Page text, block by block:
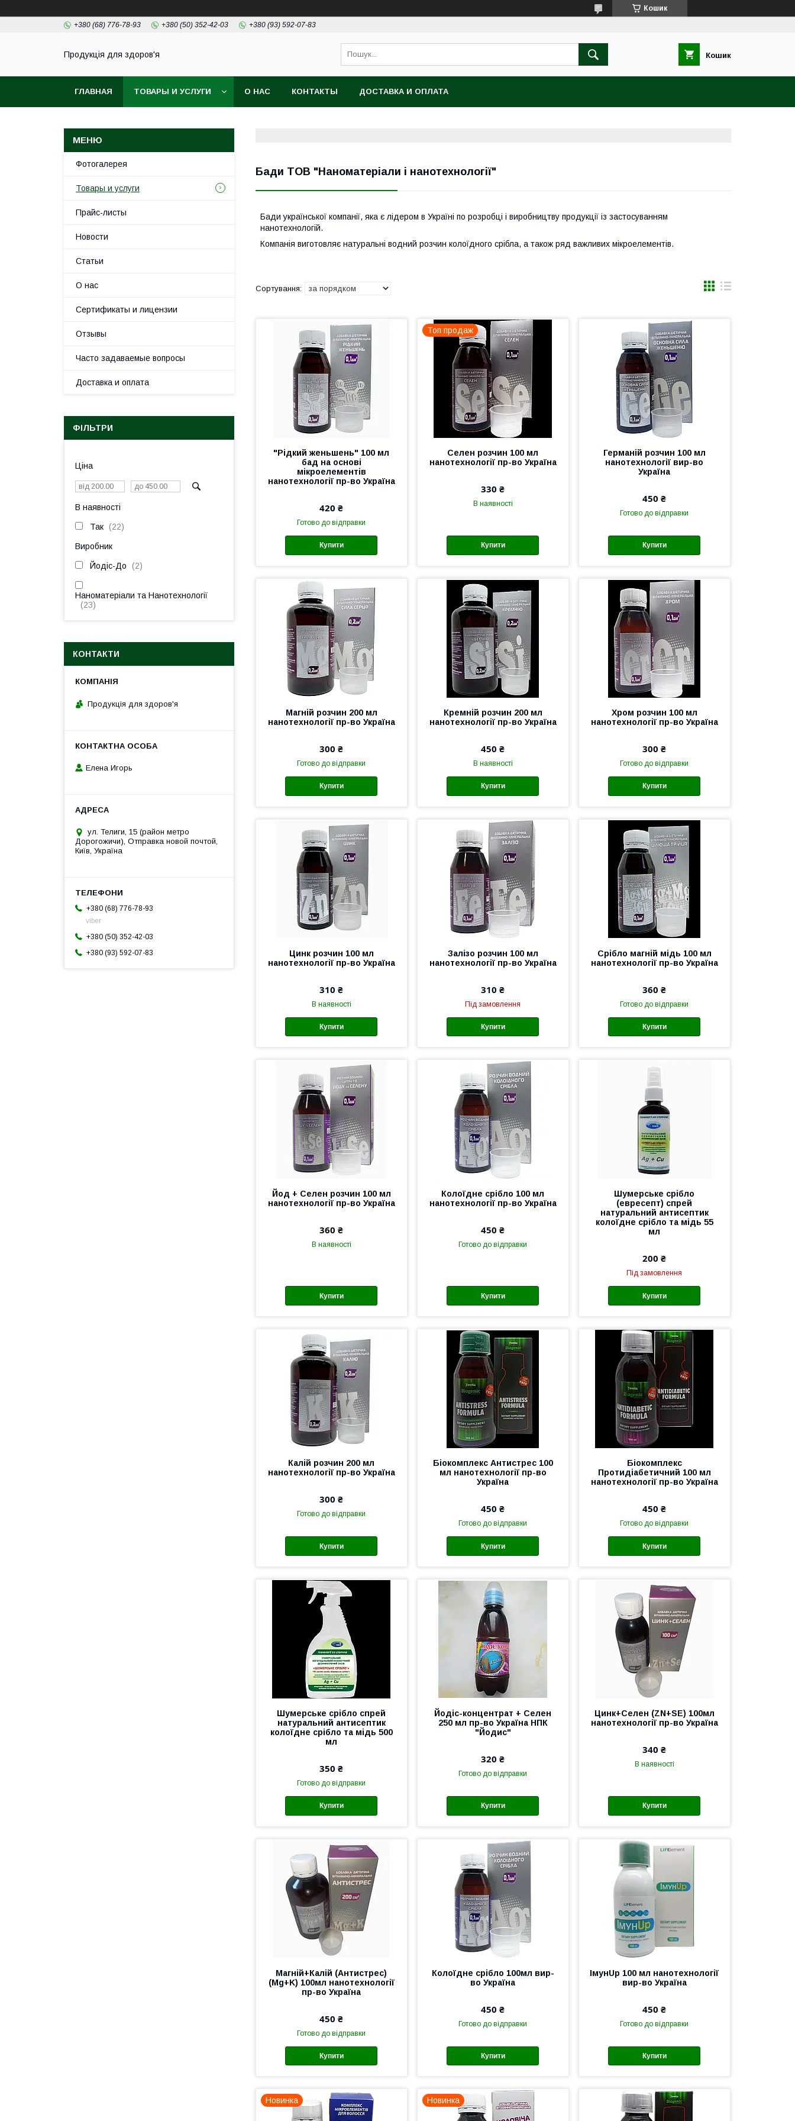
Кошик
+380 (68) 776-78-93 +380 (50) 352-42-03 +380 (93) 592-07-83
Продукція для здоров'я Кошик
ГЛАВНАЯ ТОВАРЫ И УСЛУГИ О НАС КОНТАКТЫ ДОСТАВКА И ОПЛАТА
Бади ТОВ "Наноматеріали і нанотехнології"
Бади української компанії, яка є лідером в Україні по розробці і виробництву продукції із застосуванням
нанотехнологій.
Компанія виготовляє натуральні водний розчин колоїдного срібла, а також ряд важливих мікроелементів.
"Рідкий женьшень" 100 мл
бад на основі
мікроелементів
нанотехнології пр-во Україна
420 ₴
Готово до відправки
Купити
Топ продаж
Селен розчин 100 мл
нанотехнології пр-во Україна
330 ₴
В наявності
Купити
Германій розчин 100 мл
нанотехнології вир-во
Україна
450 ₴
Готово до відправки
Купити
Магній розчин 200 мл
нанотехнології пр-во Україна
300 ₴
Готово до відправки
Купити
Кремній розчин 200 мл
нанотехнології пр-во Україна
450 ₴
В наявності
Купити
Хром розчин 100 мл
нанотехнології пр-во Україна
300 ₴
Готово до відправки
Купити
Цинк розчин 100 мл
нанотехнології пр-во Україна
310 ₴
В наявності
Купити
Залізо розчин 100 мл
нанотехнології пр-во Україна
310 ₴
Під замовлення
Купити
Срібло магній мідь 100 мл
нанотехнології пр-во Україна
360 ₴
Готово до відправки
Купити
Йод + Селен розчин 100 мл
нанотехнології пр-во Україна
360 ₴
В наявності
Купити
Колоїдне срібло 100 мл
нанотехнології пр-во Україна
450 ₴
Готово до відправки
Купити
Шумерське срібло
(евресепт) спрей
натуральний антисептик
колоїдне срібло та мідь 55
мл
200 ₴
Під замовлення
Купити
Калій розчин 200 мл
нанотехнології пр-во Україна
300 ₴
Готово до відправки
Купити
Біокомплекс Антистрес 100
мл нанотехнології пр-во
Україна
450 ₴
Готово до відправки
Купити
Біокомплекс
Протидіабетичний 100 мл
нанотехнології пр-во Україна
450 ₴
Готово до відправки
Купити
Шумерське срібло спрей
натуральний антисептик
колоїдне срібло та мідь 500
мл
350 ₴
Готово до відправки
Купити
Йодіс-концентрат + Селен
250 мл пр-во Україна НПК
"Йодис"
320 ₴
Готово до відправки
Купити
Цинк+Селен (ZN+SE) 100мл
нанотехнології пр-во Україна
340 ₴
В наявності
Купити
Магній+Калій (Антистрес)
(Mg+K) 100мл нанотехнології
пр-во Україна
450 ₴
Готово до відправки
Купити
Колоїдне срібло 100мл вир-
во Україна
450 ₴
Готово до відправки
Купити
ІмунUp 100 мл нанотехнології
вир-во Україна
450 ₴
Готово до відправки
Купити
Новинка Новинка
Фотогалерея
Товары и услуги
Прайс-листы
Новости
Статьи
О нас
Сертификаты и лицензии
Отзывы
Часто задаваемые вопросы
Доставка и оплата
ФІЛЬТРИ
Ціна
В наявності
Так 22
Виробник
Йодіс-До 2
Наноматеріали та Нанотехнології
23
КОНТАКТИ
Продукція для здоров'я
Елена Игорь
ул. Телиги, 15 (район метро
Дорогожичи), Отправка новой почтой,
Київ, Україна
+380 (68) 776-78-93
viber
+380 (50) 352-42-03
+380 (93) 592-07-83